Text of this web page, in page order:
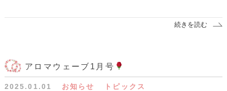
続きを読む
アロマウェーブ1月号
2025.01.01 お知らせ
トピックス